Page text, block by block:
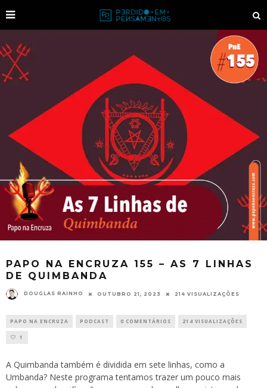
PAPO NA ENCRUZA 155 – AS 7 LINHAS
DE QUIMBANDA
DOUGLAS RAINHO OUTUBRO 21, 2023 214 VISUALIZAÇÕES
PAPO NA ENCRUZA PODCAST 0 COMENTÁRIOS 214 VISUALIZAÇÕES
1
A Quimbanda também é dividida em sete linhas, como a
Umbanda? Neste programa tentamos trazer um pouco mais